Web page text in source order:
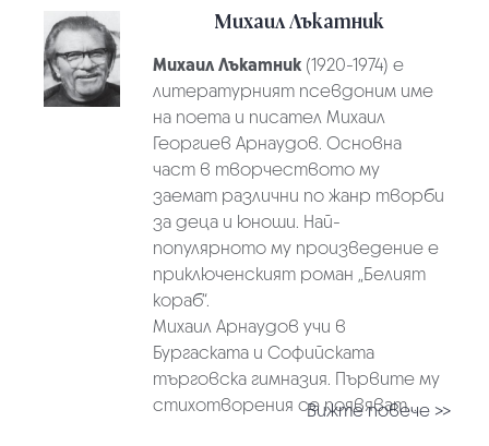
Михаил Лъкатник
Михаил Лъкатник(1920-1974) е
литературният псевдоним име
на поета и писател Михаил
Георгиев Арнаудов. Основна
част в творчеството му
заемат различни по жанр творби
за деца и юноши. Най-
популярното му произведение е
приключенският роман „Белият
кораб“.
Михаил Арнаудов учи в
Бургаската и Софийската
търговска гимназия. Първите му
стихотворения се появяват...
Вижте повече >>